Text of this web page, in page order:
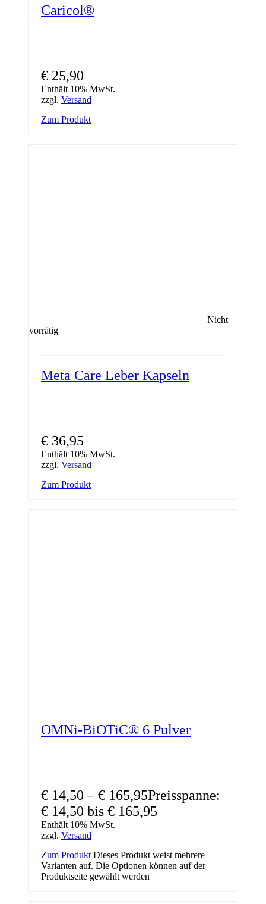
Caricol®
€ 25,90
Enthält 10% MwSt.
zzgl. Versand
Zum Produkt
Nicht
vorrätig
Meta Care Leber Kapseln
€ 36,95
Enthält 10% MwSt.
zzgl. Versand
Zum Produkt
OMNi-BiOTiC® 6 Pulver
€ 14,50 –€ 165,95Preisspanne:
€ 14,50 bis € 165,95
Enthält 10% MwSt.
zzgl. Versand
Zum Produkt Dieses Produkt weist mehrere
Varianten auf. Die Optionen können auf der
Produktseite gewählt werden